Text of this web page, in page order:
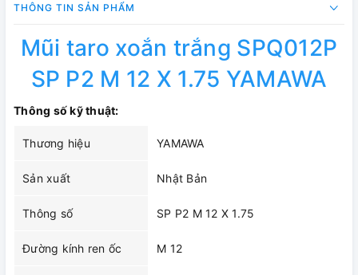
THÔNG TIN SẢN PHẨM
Mũi taro xoắn trắng SPQ012P
SP P2 M 12 X 1.75 YAMAWA
Thông số kỹ thuật:
Thương hiệu YAMAWA
Sản xuất Nhật Bản
Thông số SP P2 M 12 X 1.75
Đường kính ren ốc M 12